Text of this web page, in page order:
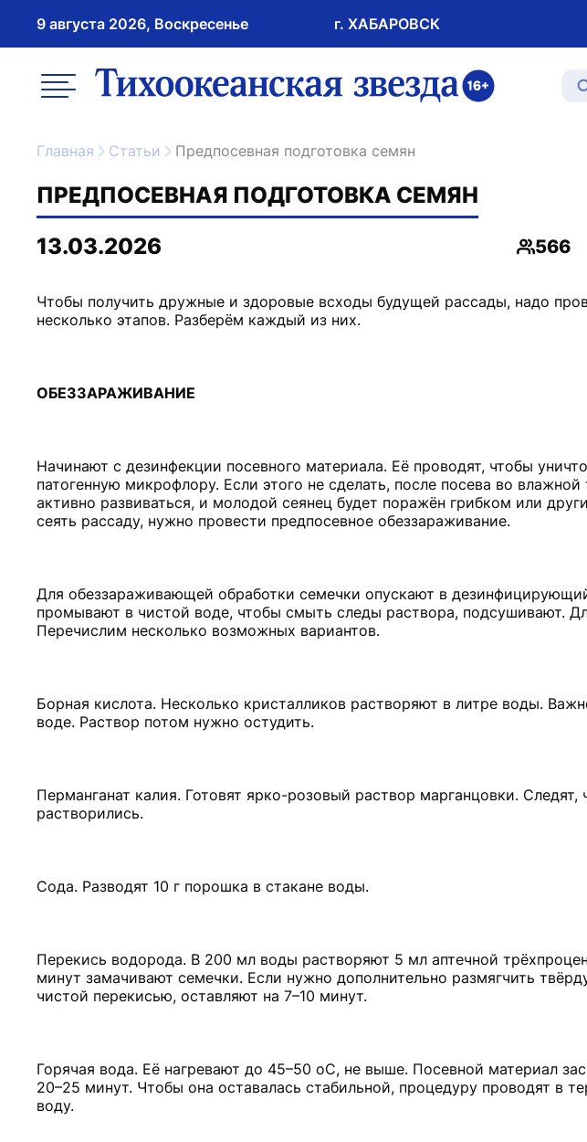
9 августа 2026, Воскресенье г. ХАБАРОВСК
меню ссылка на главную
Главная Статьи Предпосевная подготовка семян
ПРЕДПОСЕВНАЯ ПОДГОТОВКА СЕМЯН
13.03.2026
566
Чтобы получить дружные и здоровые всходы будущей рассады, надо
несколько этапов. Разберём каждый из них.
ОБЕЗЗАРАЖИВАНИЕ
Начинают с дезинфекции посевного материала. Её проводят, чтобы
патогенную микрофлору. Если этого не сделать, после посева во
активно развиваться, и молодой сеянец будет поражён грибком или
сеять рассаду, нужно провести предпосевное обеззараживание.
Для обеззараживающей обработки семечки опускают в
промывают в чистой воде, чтобы смыть следы раствора, подсушивают.
Перечислим несколько возможных вариантов.
Борная кислота. Несколько кристалликов растворяют в литре воды.
воде. Раствор потом нужно остудить.
Перманганат калия. Готовят ярко-розовый раствор марганцовки.
растворились.
Сода. Разводят 10 г порошка в стакане воды.
Перекись водорода. В 200 мл воды растворяют 5 мл аптечной
минут замачивают семечки. Если нужно дополнительно размягчить
чистой перекисью, оставляют на 7–10 минут.
Горячая вода. Её нагревают до 45–50 оС, не выше. Посевной материал
20–25 минут. Чтобы она оставалась стабильной, процедуру проводят в
воду.